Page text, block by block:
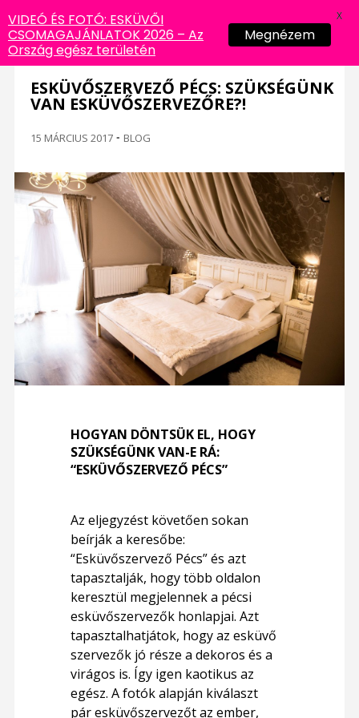
ESKÜVŐSZERVEZŐ PÉCS: SZÜKSÉGÜNK
VAN ESKÜVŐSZERVEZŐRE?!
15 MÁRCIUS 2017 - BLOG
HOGYAN DÖNTSÜK EL, HOGY
SZÜKSÉGÜNK VAN-E RÁ:
“ESKÜVŐSZERVEZŐ PÉCS”
Az eljegyzést követően sokan
beírják a keresőbe:
“Esküvőszervező Pécs” és azt
tapasztalják, hogy több oldalon
keresztül megjelennek a pécsi
esküvőszervezők honlapjai. Azt
tapasztalhatjátok, hogy az esküvő
szervezők jó része a dekoros és a
virágos is. Így igen kaotikus az
egész. A fotók alapján kiválaszt
pár esküvőszervezőt az ember,
VIDEÓ ÉS FOTÓ: ESKÜVŐI
CSOMAGAJÁNLATOK 2026 – Az
Ország egész területén
Megnézem
X